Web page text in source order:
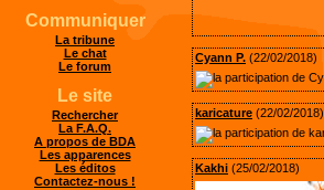
Cyann P. (22/02/2018)
karicature (22/02/2018)
Kakhi (25/02/2018)
Communiquer
La tribune
Le chat
Le forum
Le site
Rechercher
La F.A.Q.
A propos de BDA
Les apparences
Les éditos
Contactez-nous !